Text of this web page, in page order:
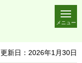
メニュー
更新日：2026年1月30日